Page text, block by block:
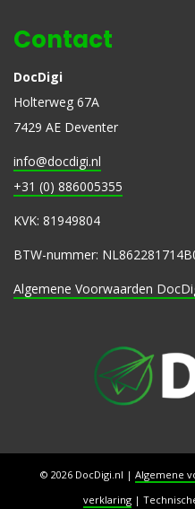
Contact
DocDigi
Holterweg 67A
7429 AE Deventer
info@docdigi.nl
+31 (0) 886005355
KVK: 81949804
BTW-nummer:
Algemene Voorwaarden
© 2026 DocDigi.nl | Algemene
verklaring |